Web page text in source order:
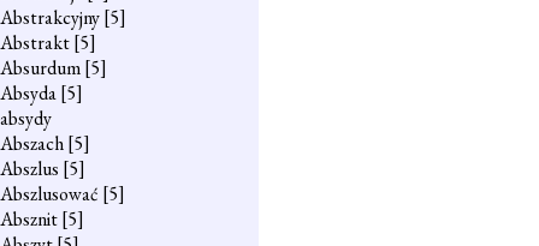
Abstrakcyjny[5]
Abstrakt[5]
Absurdum[5]
Absyda[5]
absydy
Abszach[5]
Abszlus [5]
Abszlusować [5]
Absznit[5]